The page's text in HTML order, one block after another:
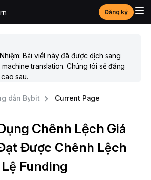
Đăng ký
Bài viết này đã được dịch sang
translation. Chúng tôi sẽ đăng
sau.
dẫn Bybit Current Page
Chênh Lệch Giá
Được Chênh Lệch
Lệ Funding